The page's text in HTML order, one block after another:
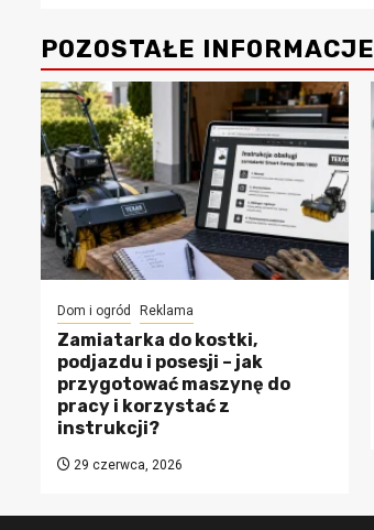
POZOSTAŁE INFORMACJE
Dom i ogród Reklama
Zamiatarka do kostki,
podjazdu i posesji – jak
przygotować maszynę do
pracy i korzystać z
instrukcji?
29 czerwca, 2026